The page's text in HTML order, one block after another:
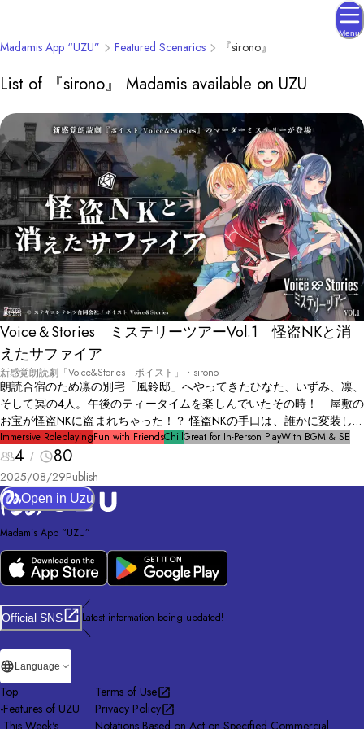
Menu
Madamis App “UZU” Featured Scenarios 『sirono』
List of 『sirono』 Madamis available on UZU
Voice＆Stories ミステリーツアーVol.1 怪盗NKと消
えたサファイア
新感覚朗読劇「Voice&Stories ボイスト」・sirono
朗読合宿のため凛の別宅「風鈴邸」へやってきたひなた、いずみ、凛、
そして冥の4人。午後のティータイムを楽しんでいたその時！ 屋敷の
お宝が怪盗NKに盗まれちゃった！？ 怪盗NKの手口は、誰かに変装して
盗みを働くというもの。つまり、もう既に4人のうち誰かに変装してい
る可能性が高いのだ。 4人は互いに頷いた。 「自分たちで怪盗NKを見
つけて捕まえよう！」 果たして怪盗はひなた、いずみ、凛、冥の誰に
化けているのか。4人の推理合戦が始まる！
Immersive RoleplayingFun with FriendsChillGreat for In-Person PlayWith BGM & SE
4 80
2025/08/29Publish
Open in Uzu
Madamis App “UZU”
Official SNS
／
Latest information being updated!
＼
Language
Top
-Features of UZU
This Week's
Terms of Use
Privacy Policy
Notations Based on Act on Specified Commercial